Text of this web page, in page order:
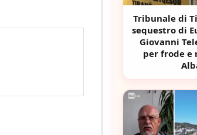
Tribunale di
sequestro di
Giovanni
per frode e